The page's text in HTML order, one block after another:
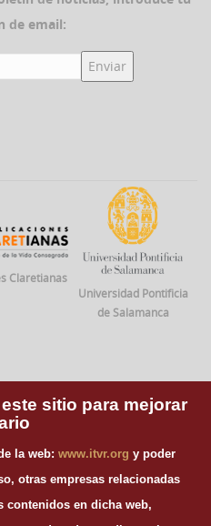
de email:
Claretianas
Universidad Pontificia
de Salamanca
de Vida Religiosa
Apostolorum
sitio para mejorar
la web:www.itvr.org y poder
otras empresas relacionadas
contenidos en dicha web,